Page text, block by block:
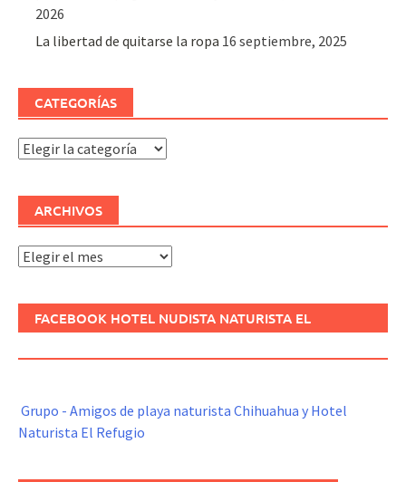
2026
La libertad de quitarse la ropa 16 septiembre, 2025
CATEGORÍAS
Categorías
ARCHIVOS
Archivos
FACEBOOK HOTEL NUDISTA NATURISTA EL
Grupo - Amigos de playa naturista Chihuahua y Hotel
Naturista El Refugio